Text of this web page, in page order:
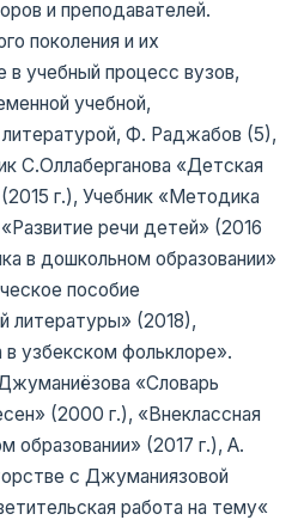
и преподавателей.
поколения и их
учебный процесс вузов,
учебной,
Ф. Раджабов (5),
С.Оллаберганова «Детская
г.), Учебник «Методика
речи детей» (2016
в дошкольном образовании»
пособие
литературы» (2018),
узбекском фольклоре».
«Словарь
(2000 г.), «Внеклассная
образовании» (2017 г.), А.
с Джуманиязовой
работа на тему«